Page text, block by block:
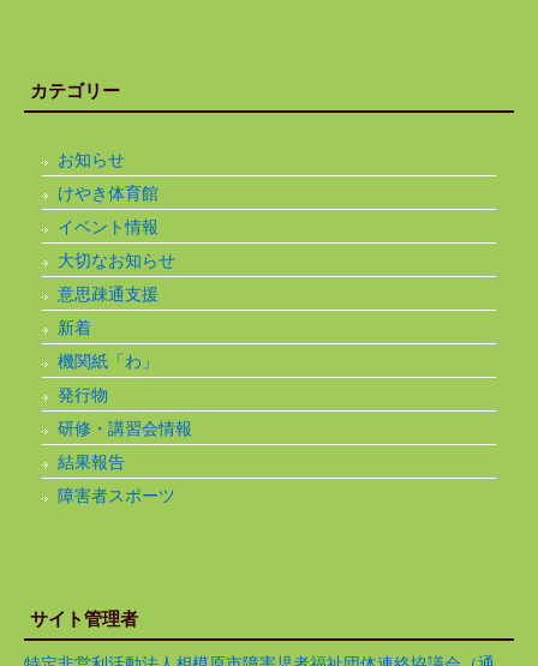
カテゴリー
お知らせ
けやき体育館
イベント情報
大切なお知らせ
意思疎通支援
新着
機関紙「わ」
発行物
研修・講習会情報
結果報告
障害者スポーツ
サイト管理者